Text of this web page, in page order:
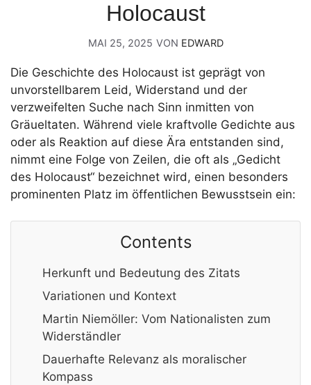
Holocaust
MAI 25, 2025 VON EDWARD
Die Geschichte des Holocaust ist geprägt von
unvorstellbarem Leid, Widerstand und der
verzweifelten Suche nach Sinn inmitten von
Gräueltaten. Während viele kraftvolle Gedichte aus
oder als Reaktion auf diese Ära entstanden sind,
nimmt eine Folge von Zeilen, die oft als „Gedicht
des Holocaust“ bezeichnet wird, einen besonders
prominenten Platz im öffentlichen Bewusstsein ein:
Contents
Herkunft und Bedeutung des Zitats
Variationen und Kontext
Martin Niemöller: Vom Nationalisten zum
Widerständler
Dauerhafte Relevanz als moralischer
Kompass